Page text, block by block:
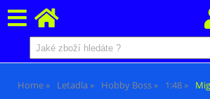
Home Letadla Hobby Boss 1:48